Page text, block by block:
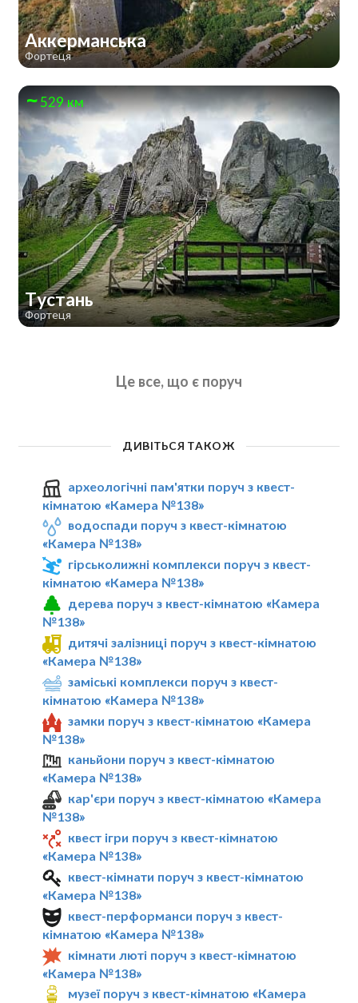
Аккерманська
Фортеця
529 км
Тустань
Фортеця
Це все, що є поруч
ДИВІТЬСЯ ТАКОЖ
археологічні пам'ятки поруч з квест-
кімнатою «Камера №138»
водоспади поруч з квест-кімнатою
«Камера №138»
гірськолижні комплекси поруч з квест-
кімнатою «Камера №138»
дерева поруч з квест-кімнатою «Камера
№138»
дитячі залізниці поруч з квест-кімнатою
«Камера №138»
заміські комплекси поруч з квест-
кімнатою «Камера №138»
замки поруч з квест-кімнатою «Камера
№138»
каньйони поруч з квест-кімнатою
«Камера №138»
кар'єри поруч з квест-кімнатою «Камера
№138»
квест ігри поруч з квест-кімнатою
«Камера №138»
квест-кімнати поруч з квест-кімнатою
«Камера №138»
квест-перформанси поруч з квест-
кімнатою «Камера №138»
кімнати люті поруч з квест-кімнатою
«Камера №138»
музеї поруч з квест-кімнатою «Камера